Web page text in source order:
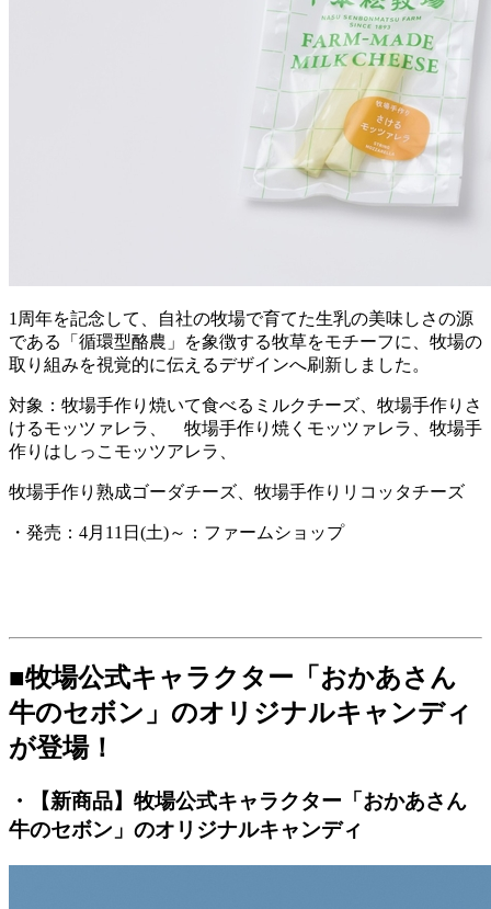
1周年を記念して、自社の牧場で育てた生乳の美味しさの源
である「循環型酪農」を象徴する牧草をモチーフに、牧場の
取り組みを視覚的に伝えるデザインへ刷新しました。
対象：牧場手作り焼いて食べるミルクチーズ、牧場手作りさ
けるモッツァレラ、 牧場手作り焼くモッツァレラ、牧場手
作りはしっこモッツアレラ、
牧場手作り熟成ゴーダチーズ、牧場手作りリコッタチーズ
・発売：4月11日(土)～：ファームショップ
■牧場公式キャラクター「おかあさん
牛のセボン」のオリジナルキャンディ
が登場！
・【新商品】牧場公式キャラクター「おかあさん
牛のセボン」のオリジナルキャンディ